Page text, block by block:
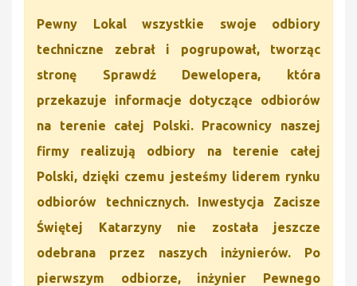
Pewny Lokal wszystkie swoje odbiory
techniczne zebrał i pogrupował, tworząc
stronę Sprawdź Dewelopera, która
przekazuje informacje dotyczące odbiorów
na terenie całej Polski. Pracownicy naszej
firmy realizują odbiory na terenie całej
Polski, dzięki czemu jesteśmy liderem rynku
odbiorów technicznych. Inwestycja Zacisze
Świętej Katarzyny nie została jeszcze
odebrana przez naszych inżynierów. Po
pierwszym odbiorze, inżynier Pewnego